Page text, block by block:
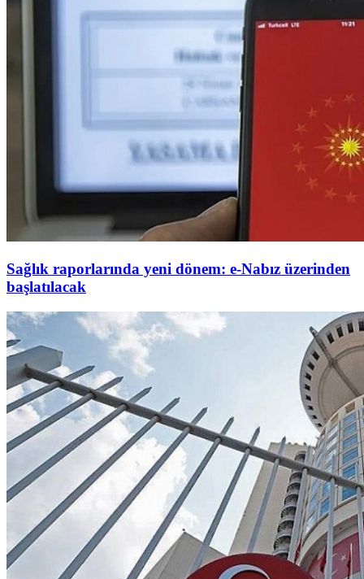
Sağlık raporlarında yeni dönem: e-Nabız üzerinden
başlatılacak